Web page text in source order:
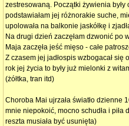
zestresowaną. Początki żywienia
podstawiałam jej różnorakie suche,
upolowała na balkonie jaskółkę i
Na drugi dzień zaczęłam dzwonić po
Maja zaczęła jeść mięso - całe
Z czasem jej jadłospis wzbogacał się
rok jej życia to były już mielonki z
(żółtka, tran itd)
Choroba Mai ujrzała światło dzienne
mnie niepokoić, mocno schudła i piła
reszta musiała być usunięta)